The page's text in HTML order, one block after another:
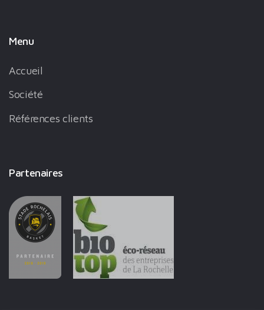
Menu
Accueil
Société
Références clients
Partenaires